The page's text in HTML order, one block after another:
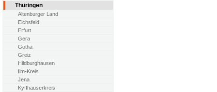
Thüringen
Altenburger Land
Eichsfeld
Erfurt
Gera
Gotha
Greiz
Hildburghausen
Ilm-Kreis
Jena
Kyffhäuserkreis